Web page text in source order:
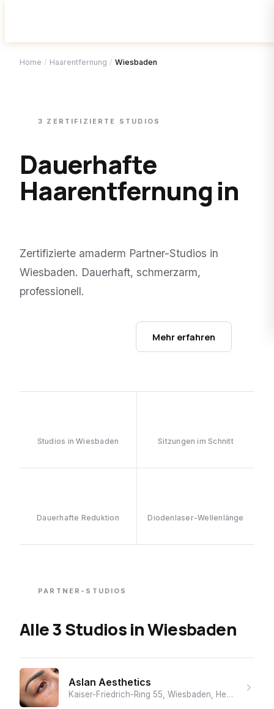
Home / Haarentfernung / Wiesbaden
3 ZERTIFIZIERTE STUDIOS
Dauerhafte
Haarentfernung in
Zertifizierte amaderm Partner-Studios in
Wiesbaden. Dauerhaft, schmerzarm,
professionell.
Mehr erfahren
Studios in Wiesbaden Sitzungen im Schnitt
Dauerhafte Reduktion Diodenlaser-Wellenlänge
PARTNER-STUDIOS
Alle 3 StudiosinWiesbaden
Aslan Aesthetics
Kaiser-Friedrich-Ring 55, Wiesbaden, Hessen, 65185, Germany